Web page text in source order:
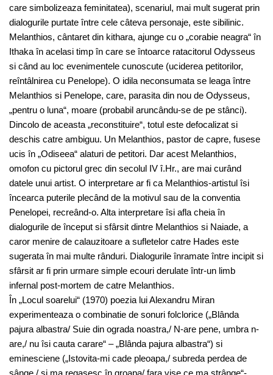
care simbolizeaza feminitatea), scenariul, mai mult sugerat prin
dialogurile purtate între cele câteva personaje, este sibilinic.
Melanthios, cântaret din kithara, ajunge cu o „corabie neagra“ în
Ithaka în acelasi timp în care se întoarce ratacitorul Odysseus
si când au loc evenimentele cunoscute (uciderea petitorilor,
reîntâlnirea cu Penelope). O idila neconsumata se leaga între
Melanthios si Penelope, care, parasita din nou de Odysseus,
„pentru o luna“, moare (probabil aruncându-se de pe stânci).
Dincolo de aceasta „reconstituire“, totul este defocalizat si
deschis catre ambiguu. Un Melanthios, pastor de capre, fusese
ucis în „Odiseea“ alaturi de petitori. Dar acest Melanthios,
omofon cu pictorul grec din secolul IV î.Hr., are mai curând
datele unui artist. O interpretare ar fi ca Melanthios-artistul îsi
încearca puterile plecând de la motivul sau de la conventia
Penelopei, recreând-o. Alta interpretare îsi afla cheia în
dialogurile de început si sfârsit dintre Melanthios si Naiade, a
caror menire de calauzitoare a sufletelor catre Hades este
sugerata în mai multe rânduri. Dialogurile înramate între incipit si
sfârsit ar fi prin urmare simple ecouri derulate într-un limb
infernal post-mortem de catre Melanthios.
În „Locul soarelui“ (1970) poezia lui Alexandru Miran
experimenteaza o combinatie de sonuri folclorice („Blânda
pajura albastra/ Suie din ograda noastra,/ N-are pene, umbra n-
are,/ nu îsi cauta carare“ – „Blânda pajura albastra“) si
eminesciene („Istovita-mi cade pleoapa,/ subreda perdea de
sânge,/ si ma regasesc în groapa/ fara vise ce ma strânge“-